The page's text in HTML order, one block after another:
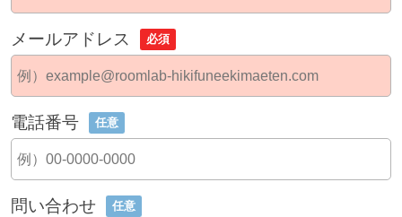
メールアドレス 必須
電話番号 任意
問い合わせ 任意